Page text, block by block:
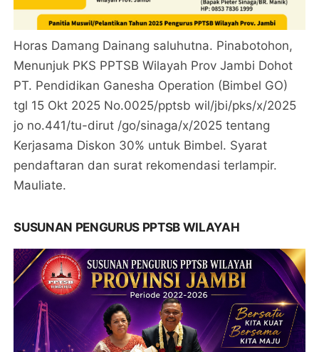
Horas Damang Dainang saluhutna. Pinabotohon,
Menunjuk PKS PPTSB Wilayah Prov Jambi Dohot
PT. Pendidikan Ganesha Operation (Bimbel GO)
tgl 15 Okt 2025 No.0025/pptsb wil/jbi/pks/x/2025
jo no.441/tu-dirut /go/sinaga/x/2025 tentang
Kerjasama Diskon 30% untuk Bimbel. Syarat
pendaftaran dan surat rekomendasi terlampir.
Mauliate.
SUSUNAN PENGURUS PPTSB WILAYAH